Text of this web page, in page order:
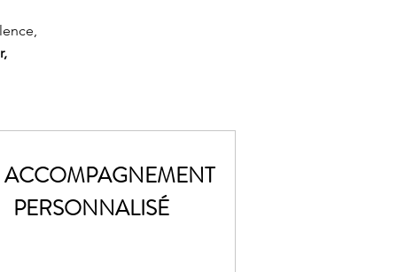
ce,
PERSONNALISÉ